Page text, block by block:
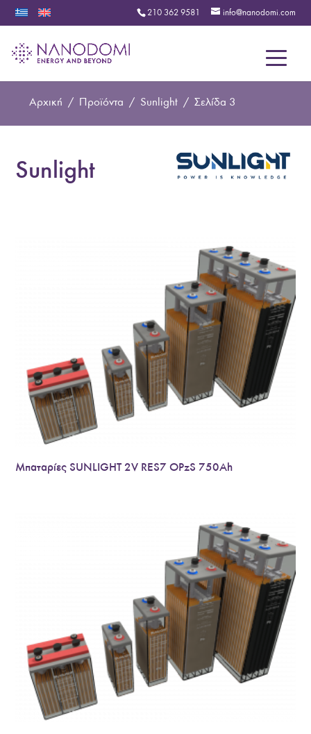
210 362 9581 info@nanodomi.com
Αρχική / Προϊόντα / Sunlight /Σελίδα 3
Sunlight
Μπαταρίες SUNLIGHT 2V RES7 OPzS 750Ah